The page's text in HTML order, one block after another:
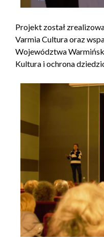
Projekt został
Varmia Cultura oraz
Województwa
Kultura i ochrona